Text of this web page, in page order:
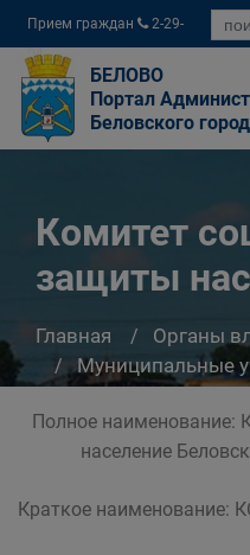
Прием граждан
2-29-
04
БЕЛОВО
Портал
Беловского
Комитет
защиты
Главная
Органы
Муниципальные
Комитет
Полное наименование:
население
Краткое наименование: